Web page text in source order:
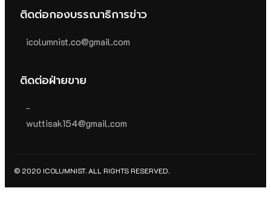
ติดต่อกองบรรณาธิการข่าว
icolumnist.co@gmail.com
ติดต่อฝ่ายขาย
-
wuttisak154@gmail.com
© 2020 ICOLUMNIST. ALL RIGHTS RESERVED.